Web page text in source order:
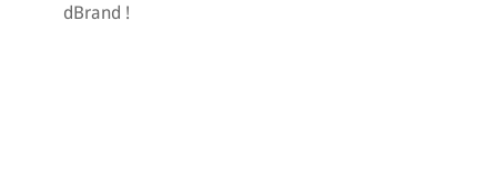
dBrand !